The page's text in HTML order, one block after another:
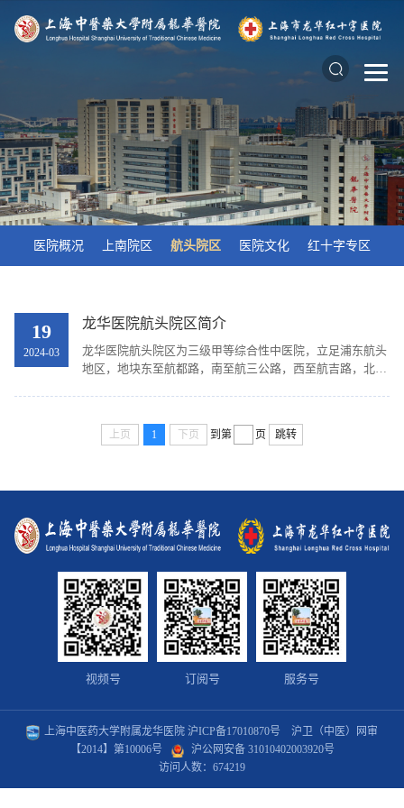
医院概况 上南院区 航头院区 医院文化 红十字专区
19
2024-03
龙华医院航头院区简介
龙华医院航头院区为三级甲等综合性中医院，立足浦东航头
地区，地块东至航都路，南至航三公路，西至航吉路，北至
积27500平方米。龙华医院航头院区将为患者提供门急诊、
住院等医疗服务，也将依托龙华医院一批国家级中医临床重
张，...
上页 1 下页 到第 页 跳转
视频号 订阅号 服务号
上海中医药大学附属龙华医院 沪ICP备17010870号 沪卫（中医）网审
【2014】第10006号
沪公网安备 31010402003920号
访问人数： 674219